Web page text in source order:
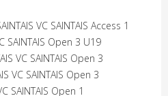
VC SAINTAIS Access 1
SAINTAIS Open 3 U19
VC SAINTAIS Open 3
VC SAINTAIS Open 3
SAINTAIS Open 1